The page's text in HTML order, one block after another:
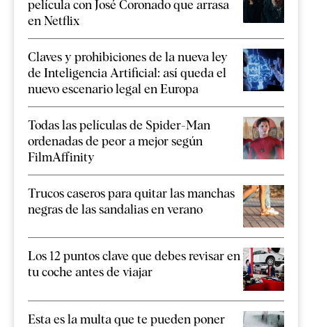
película con José Coronado que arrasa
en Netflix
Claves y prohibiciones de la nueva ley
de Inteligencia Artificial: así queda el
nuevo escenario legal en Europa
Todas las películas de Spider-Man
ordenadas de peor a mejor según
FilmAffinity
Trucos caseros para quitar las manchas
negras de las sandalias en verano
Los 12 puntos clave que debes revisar en
tu coche antes de viajar
Esta es la multa que te pueden poner